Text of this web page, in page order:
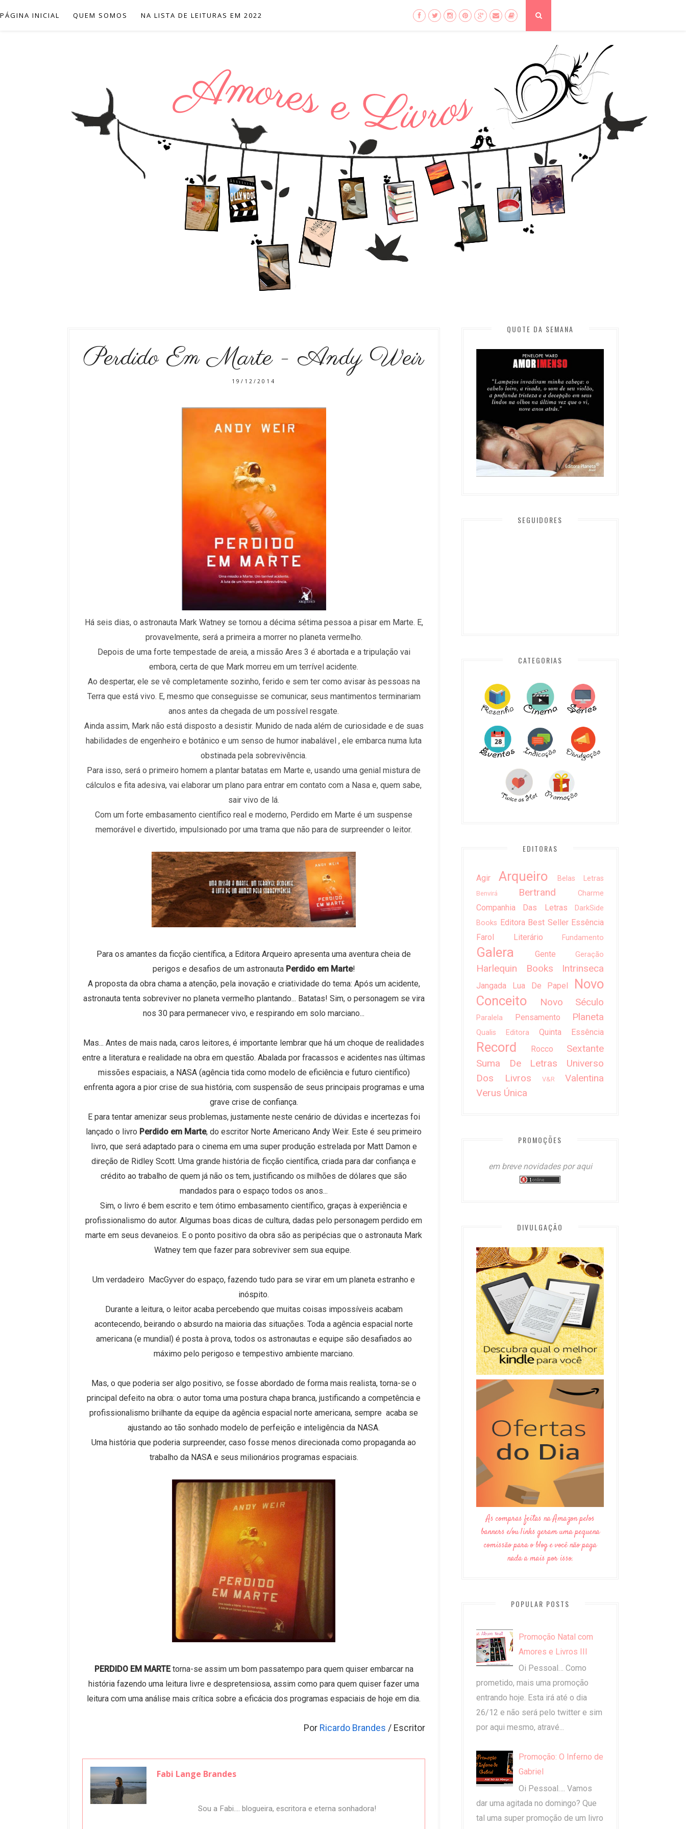
PÁGINA INICIAL QUEM SOMOS NA LISTA DE LEITURAS EM 2022
Perdido Em Marte - Andy Weir
19/12/2014
Há seis dias, o astronauta Mark Watney se tornou a décima sétima pessoa a pisar em Marte. E,
provavelmente, será a primeira a morrer no planeta vermelho.
Depois de uma forte tempestade de areia, a missão Ares 3 é abortada e a tripulação vai
embora, certa de que Mark morreu em um terrível acidente.
Ao despertar, ele se vê completamente sozinho, ferido e sem ter como avisar às pessoas na
Terra que está vivo. E, mesmo que conseguisse se comunicar, seus mantimentos terminariam
anos antes da chegada de um possível resgate.
Ainda assim, Mark não está disposto a desistir. Munido de nada além de curiosidade e de suas
habilidades de engenheiro e botânico e um senso de humor inabalável , ele embarca numa luta
obstinada pela sobrevivência.
Para isso, será o primeiro homem a plantar batatas em Marte e, usando uma genial mistura de
cálculos e fita adesiva, vai elaborar um plano para entrar em contato com a Nasa e, quem sabe,
sair vivo de lá.
Com um forte embasamento científico real e moderno, Perdido em Marte é um suspense
memorável e divertido, impulsionado por uma trama que não para de surpreender o leitor.
Para os amantes da ficção científica, a Editora Arqueiro apresenta uma aventura cheia de
perigos e desafios de um astronauta Perdido em Marte!
A proposta da obra chama a atenção, pela inovação e criatividade do tema: Após um acidente,
astronauta tenta sobreviver no planeta vermelho plantando... Batatas! Sim, o personagem se vira
nos 30 para permanecer vivo, e respirando em solo marciano...
Mas... Antes de mais nada, caros leitores, é importante lembrar que há um choque de realidades
entre a literatura e realidade na obra em questão. Abalada por fracassos e acidentes nas últimas
missões espaciais, a NASA (agência tida como modelo de eficiência e futuro científico)
enfrenta agora a pior crise de sua história, com suspensão de seus principais programas e uma
grave crise de confiança.
E para tentar amenizar seus problemas, justamente neste cenário de dúvidas e incertezas foi
lançado o livro Perdido em Marte, do escritor Norte Americano Andy Weir. Este é seu primeiro
livro, que será adaptado para o cinema em uma super produção estrelada por Matt Damon e
direção de Ridley Scott. Uma grande história de ficção científica, criada para dar confiança e
crédito ao trabalho de quem já não os tem, justificando os milhões de dólares que são
mandados para o espaço todos os anos...
Sim, o livro é bem escrito e tem ótimo embasamento científico, graças à experiência e
profissionalismo do autor. Algumas boas dicas de cultura, dadas pelo personagem perdido em
marte em seus devaneios. E o ponto positivo da obra são as peripécias que o astronauta Mark
Watney tem que fazer para sobreviver sem sua equipe.
Um verdadeiro MacGyver do espaço, fazendo tudo para se virar em um planeta estranho e
inóspito.
Durante a leitura, o leitor acaba percebendo que muitas coisas impossíveis acabam
acontecendo, beirando o absurdo na maioria das situações. Toda a agência espacial norte
americana (e mundial) é posta à prova, todos os astronautas e equipe são desafiados ao
máximo pelo perigoso e tempestivo ambiente marciano.
Mas, o que poderia ser algo positivo, se fosse abordado de forma mais realista, torna-se o
principal defeito na obra: o autor toma uma postura chapa branca, justificando a competência e
profissionalismo brilhante da equipe da agência espacial norte americana, sempre acaba se
ajustando ao tão sonhado modelo de perfeição e inteligência da NASA.
Uma história que poderia surpreender, caso fosse menos direcionada como propaganda ao
trabalho da NASA e seus milionários programas espaciais.
PERDIDO EM MARTEtorna-se assim um bom passatempo para quem quiser embarcar na
história fazendo uma leitura livre e despretensiosa, assim como para quem quiser fazer uma
leitura com uma análise mais crítica sobre a eficácia dos programas espaciais de hoje em dia.
Por Ricardo Brandes / Escritor
Fabi Lange Brandes
Sou a Fabi.... blogueira, escritora e eterna sonhadora!
QUOTE DA SEMANA
SEGUIDORES
CATEGORIAS
EDITORAS
Agir Arqueiro Belas Letras
Benvirá Bertrand Charme
Companhia Das Letras
DarkSide
Books Editora Best Seller Essência
Farol Literário
Fundamento
Galera Gente Geração
Harlequin Books Intrinseca
Jangada Lua De Papel
Novo
Conceito
Novo Século
Paralela Pensamento Planeta
Qualis Editora Quinta Essência
Record Rocco
Sextante
Suma De Letras
Universo
Dos Livros
V&R
Valentina
Verus Única
PROMOÇÕES
em breve novidades por aqui
DIVULGAÇÃO
As compras feitas na Amazon pelos
banners e/ou links geram uma pequena
comissão para o blog e você não paga
nada a mais por isso.
POPULAR POSTS
Promoção Natal com
Amores e Livros III
Oi Pessoal… Como
prometido, mais uma promoção
entrando hoje. Esta irá até o dia
26/12 e não será pelo twitter e sim
por aqui mesmo, atravé...
Promoção: O Inferno de
Gabriel
Oi Pessoal…. Vamos
dar uma agitada no domingo? Que
tal uma super promoção de um livro